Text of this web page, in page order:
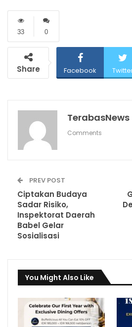
0
33
Share Facebook
TerabasNews
Comments
PREV POST
Ciptakan Budaya
Sadar Risiko,
Inspektorat Daerah
Babel Gelar
Sosialisasi
You Might Also Like